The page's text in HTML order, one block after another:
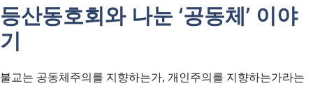
등산동호회와 나눈 ‘공동체’ 이야
기
불교는 공동체주의를 지향하는가, 개인주의를 지향하는가라는